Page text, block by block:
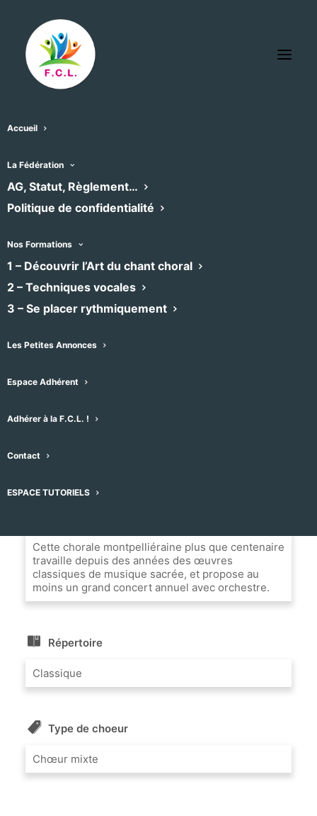
Accueil
La Fédération
AG, Statut, Règlement…
Politique de confidentialité
Nos Formations
1 – Découvrir l’Art du chant choral
2 – Techniques vocales
3 – Se placer rythmiquement
Les Petites Annonces
Espace Adhérent
Adhérer à la F.C.L. !
Contact
ESPACE TUTORIELS
Les Choeurs de l'Enclos
Classique • Chœur mixte
Message
Les Choeurs de l'Enclos
Cette chorale montpelliéraine plus que centenaire
travaille depuis des années des œuvres
classiques de musique sacrée, et propose au
moins un grand concert annuel avec orchestre.
Répertoire
Classique
Type de choeur
Chœur mixte